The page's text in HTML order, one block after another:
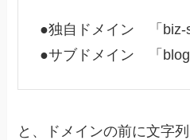
●独自ドメイン 「biz-
●サブドメイン 「
と、ドメインの前に文字